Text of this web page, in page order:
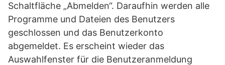
Schaltfläche „Abmelden“. Daraufhin werden alle
Programme und Dateien des Benutzers
geschlossen und das Benutzerkonto
abgemeldet. Es erscheint wieder das
Auswahlfenster für die Benutzeranmeldung